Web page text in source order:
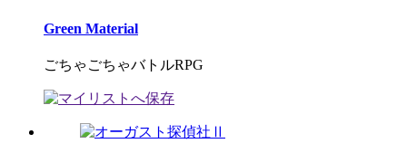
Green Material
ごちゃごちゃバトルRPG